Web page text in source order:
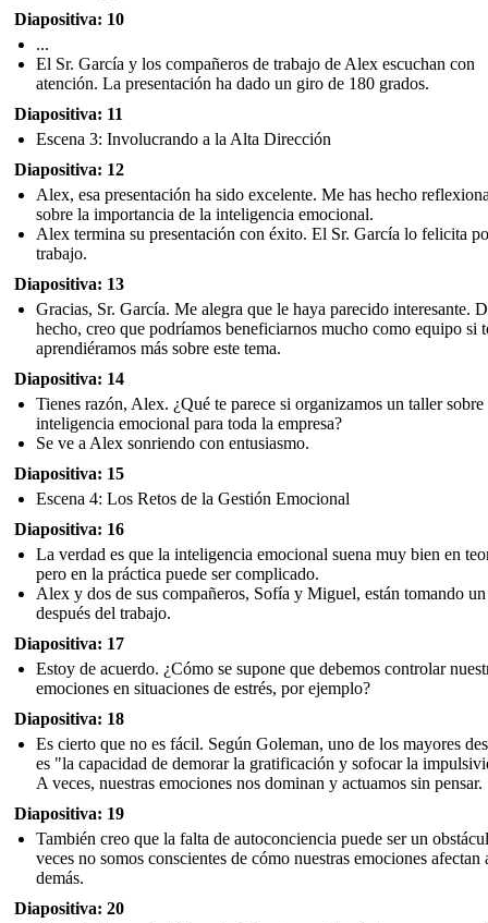
Diapositiva: 10
...
El Sr. García y los compañeros de trabajo de Alex escuchan con
atención. La presentación ha dado un giro de 180 grados.
Diapositiva: 11
Escena 3: Involucrando a la Alta Dirección
Diapositiva: 12
Alex, esa presentación ha sido excelente. Me has hecho
sobre la importancia de la inteligencia emocional.
Alex termina su presentación con éxito. El Sr. García lo felicita
trabajo.
Diapositiva: 13
Gracias, Sr. García. Me alegra que le haya parecido interesante.
hecho, creo que podríamos beneficiarnos mucho como equipo si
aprendiéramos más sobre este tema.
Diapositiva: 14
Tienes razón, Alex. ¿Qué te parece si organizamos un taller sobre
inteligencia emocional para toda la empresa?
Se ve a Alex sonriendo con entusiasmo.
Diapositiva: 15
Escena 4: Los Retos de la Gestión Emocional
Diapositiva: 16
La verdad es que la inteligencia emocional suena muy bien en
pero en la práctica puede ser complicado.
Alex y dos de sus compañeros, Sofía y Miguel, están tomando
después del trabajo.
Diapositiva: 17
Estoy de acuerdo. ¿Cómo se supone que debemos controlar
emociones en situaciones de estrés, por ejemplo?
Diapositiva: 18
Es cierto que no es fácil. Según Goleman, uno de los mayores
es "la capacidad de demorar la gratificación y sofocar la
A veces, nuestras emociones nos dominan y actuamos sin pensar.
Diapositiva: 19
También creo que la falta de autoconciencia puede ser un
veces no somos conscientes de cómo nuestras emociones afectan
demás.
Diapositiva: 20